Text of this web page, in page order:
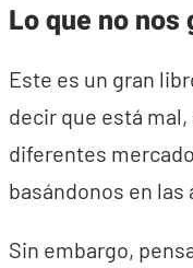
Lo que no
Este es un gran
decir que está
diferentes
basándonos en
Sin embargo,